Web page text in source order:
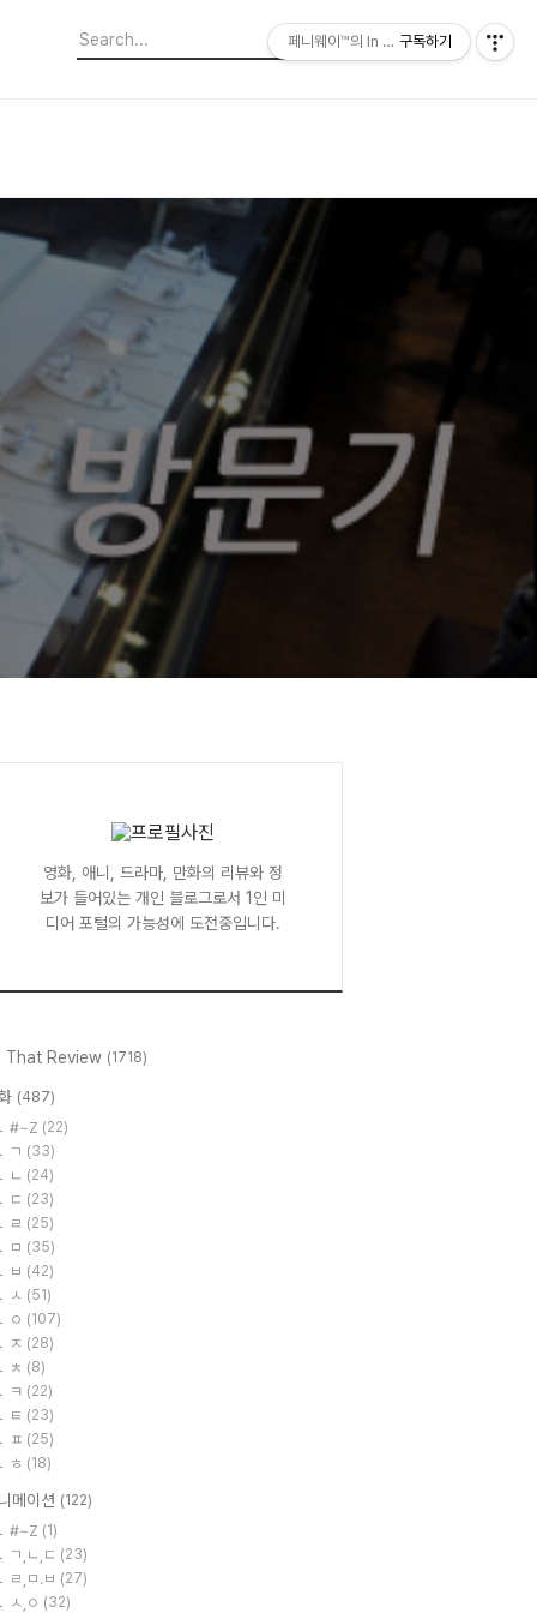
영화, 애니, 드라마, 만화의 리뷰와 정
보가 들어있는 개인 블로그로서 1인 미
디어 포털의 가능성에 도전중입니다.
That Review (1718)
(487)
#~Z (22)
ㄱ (33)
ㄴ (24)
ㄷ (23)
ㄹ (25)
ㅁ (35)
ㅂ (42)
ㅅ (51)
ㅇ (107)
ㅈ (28)
ㅊ (8)
ㅋ (22)
ㅌ (23)
ㅍ (25)
ㅎ (18)
메이션 (122)
#~Z (1)
ㄱ,ㄴ,ㄷ (23)
ㄹ,ㅁ.ㅂ (27)
ㅅ,ㅇ (32)
페니웨이™의 In This Film
구독하기